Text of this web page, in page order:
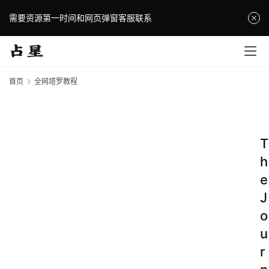
需要资源第一时间和网页弹窗客服联系
首页 全网塔罗教程
T
h
e
J
o
u
r